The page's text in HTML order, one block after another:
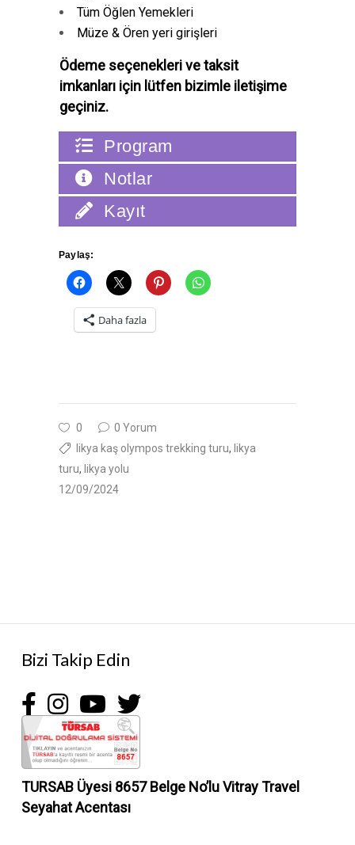
Tüm Öğlen Yemekleri
Müze & Ören yeri girişleri
Ödeme seçenekleri ve taksit
imkanları için lütfen bizimle iletişime
geçiniz.
Program
Notlar
Kayıt
Paylaş:
Daha fazla
0
0 Yorum
likya kaş olympos trekking turu, likya
turu, likya yolu
12/09/2024
Bizi Takip Edin
TURSAB Üyesi 8657 Belge No’luVitray Travel
Seyahat Acentası